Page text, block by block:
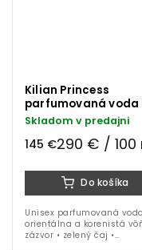
Kilian Princess
parfumovaná voda
ml
Skladom v predajni
145 €290 € / 100
Do košíka
Unisex parfumovaná
orientálna a korenistá
zázvor • zelený čaj •